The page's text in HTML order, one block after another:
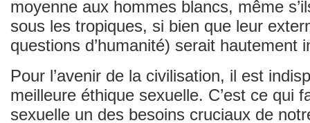
moyenne aux hommes blancs, même
sous les tropiques, si bien que leur
questions d’humanité) serait hautement
Pour l’avenir de la civilisation, il est
meilleure éthique sexuelle. C’est ce qui
sexuelle un des besoins cruciaux de